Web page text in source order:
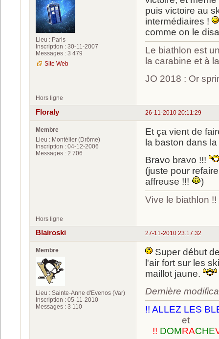
Lieu : Paris
Inscription : 30-11-2007
Messages : 3 479
Site Web
puis victoire au
intermédiaires !
comme on le
Le biathlon est
la carabine et à
JO 2018 : Or
Hors ligne
26-11-2010 20:11:29
Floraly
Membre
Lieu : Montélier (Drôme)
Inscription : 04-12-2006
Messages : 2 706
Et ça vient de
la baston dans
Bravo bravo !!!
(juste pour
affreuse !!!
)
Vive le biathlon !!
Hors ligne
27-11-2010 23:17:32
Blairoski
Membre
Lieu : Sainte-Anne d'Evenos (Var)
Inscription : 05-11-2010
Messages : 3 110
Super début
l'air fort sur les
maillot jaune.
Dernière
!! ALLEZ LES
et
!! DOMRACHE